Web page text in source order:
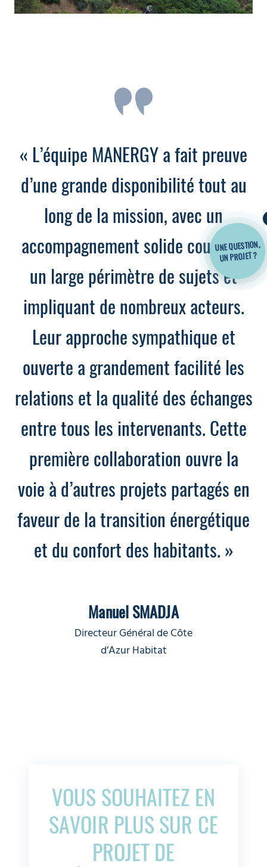
« L’équipe MANERGY a fait preuve
d’une grande disponibilité tout au
long de la mission, avec un
accompagnement solide couvrant
un large périmètre de sujets et
impliquant de nombreux acteurs.
Leur approche sympathique et
ouverte a grandement facilité les
relations et la qualité des échanges
entre tous les intervenants. Cette
première collaboration ouvre la
voie à d’autres projets partagés en
faveur de la transition énergétique
et du confort des habitants. »
Manuel SMADJA
Directeur Général de Côte
d’Azur Habitat
VOUS SOUHAITEZ EN
SAVOIR PLUS SUR CE
PROJET DE
UNE QUESTION,
UN PROJET ?